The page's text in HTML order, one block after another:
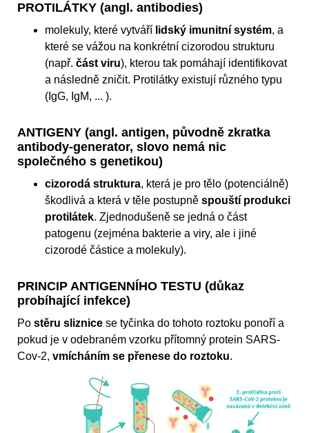
PROTILÁTKY (angl. antibodies)
molekuly, které vytváří lidský imunitní systém, a
které se vážou na konkrétní cizorodou strukturu
(např. část viru), kterou tak pomáhají identifikovat
a následně zničit. Protilátky existují různého typu
(IgG, IgM, ... ).
ANTIGENY (angl. antigen, původně zkratka
antibody-generator, slovo nemá nic
společného s genetikou)
cizorodá struktura, která je pro tělo (potenciálně)
škodlivá a která v těle postupně spouští produkci
protilátek. Zjednodušeně se jedná o část
patogenu (zejména bakterie a viry, ale i jiné
cizorodé částice a molekuly).
PRINCIP ANTIGENNÍHO TESTU (důkaz
probíhající infekce)
Po stěru sliznice se tyčinka do tohoto roztoku ponoří a
pokud je v odebraném vzorku přítomný protein SARS-
Cov-2, vmícháním se přenese do roztoku.